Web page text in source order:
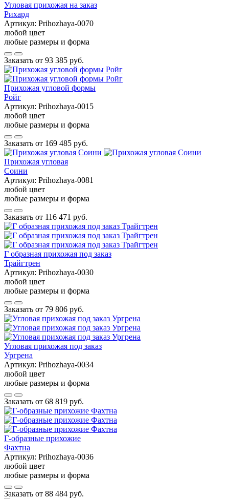
Угловая прихожая на заказ
Рихард
Артикул: Prihozhaya-0070
любой цвет
любые размеры и форма
Заказать от 93 385 руб.
Прихожая угловой формы
Ройг
Артикул: Prihozhaya-0015
любой цвет
любые размеры и форма
Заказать от 169 485 руб.
Прихожая угловая
Соини
Артикул: Prihozhaya-0081
любой цвет
любые размеры и форма
Заказать от 116 471 руб.
Г образная прихожая под заказ
Трайгтрен
Артикул: Prihozhaya-0030
любой цвет
любые размеры и форма
Заказать от 79 806 руб.
Угловая прихожая под заказ
Ургрена
Артикул: Prihozhaya-0034
любой цвет
любые размеры и форма
Заказать от 68 819 руб.
Г-образные прихожие
Фахтна
Артикул: Prihozhaya-0036
любой цвет
любые размеры и форма
Заказать от 88 484 руб.